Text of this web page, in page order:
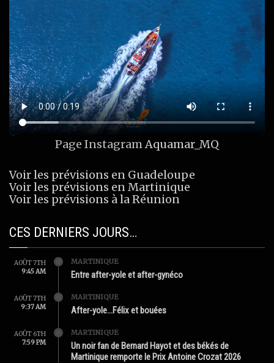
Page InstagramAquamar_MQ
Voir les prévisions en Guadeloupe
Voir les prévisions en Martinique
Voir les prévisions à la Réunion
CES DERNIERS JOURS…
AOÛT 7TH
9:45 AM
MARTINIQUE
Entre after-yole et after-gynéco
AOÛT 7TH
9:37 AM
MARTINIQUE
After-yole…Félix et bouées
AOÛT 6TH
7:59 PM
MARTINIQUE
Un noir fan de Bernard Hayot et des békés de
Martinique remporte le Prix Antoine Crozat 2026